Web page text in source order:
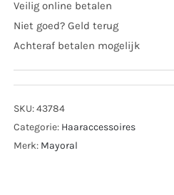
Veilig online betalen
Niet goed? Geld terug
Achteraf betalen mogelijk
SKU:43784
Categorie: Haaraccessoires
Merk: Mayoral